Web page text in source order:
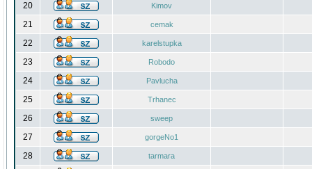
20 Kimov
21 cemak
22 karelstupka
23 Robodo
24 Pavlucha
25 Trhanec
26 sweep
27 gorgeNo1
28 tarmara